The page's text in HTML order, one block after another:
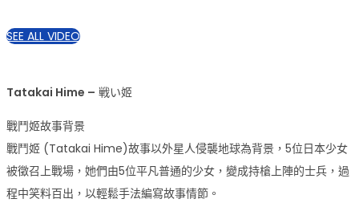
SEE ALL VIDEO
Tatakai Hime – 戦い姬
戰鬥姬故事背景
戰鬥姬 (Tatakai Hime)故事以外星人侵襲地球為背景，5位日本少女
被徵召上戰場，她們由5位平凡普通的少女，變成持槍上陣的士兵，過
程中笑料百出，以輕鬆手法編寫故事情節。